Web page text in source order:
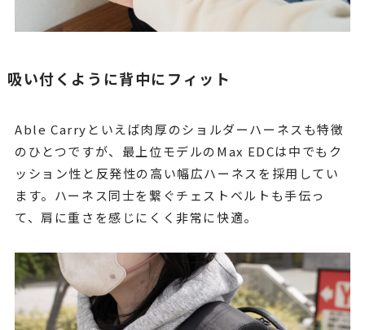
吸い付くように背中にフィット
Able Carryといえば肉厚のショルダーハーネスも特徴
のひとつですが、最上位モデルのMax EDCは中でもク
ッション性と反発性の高い幅広ハーネスを採用してい
ます。ハーネス同士を繋ぐチェストベルトも手伝っ
て、肩に重さを感じにくく非常に快適。